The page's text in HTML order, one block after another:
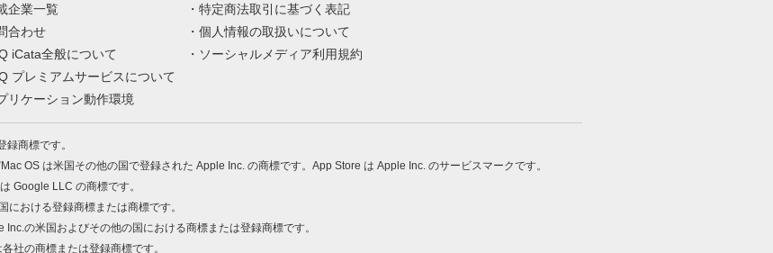
企業一覧
合わせ
iCata全般について
プレミアムサービスについて
リケーション動作環境
特定商法取引に基づく表記
個人情報の取扱いについて
ソーシャルメディア利用規約
商標です。
OS は米国その他の国で登録された Apple Inc. の商標です。App Store は Apple Inc. のサービスマークです。
Google LLC の商標です。
おける登録商標または商標です。
の米国およびその他の国における商標または登録商標です。
社の商標または登録商標です。